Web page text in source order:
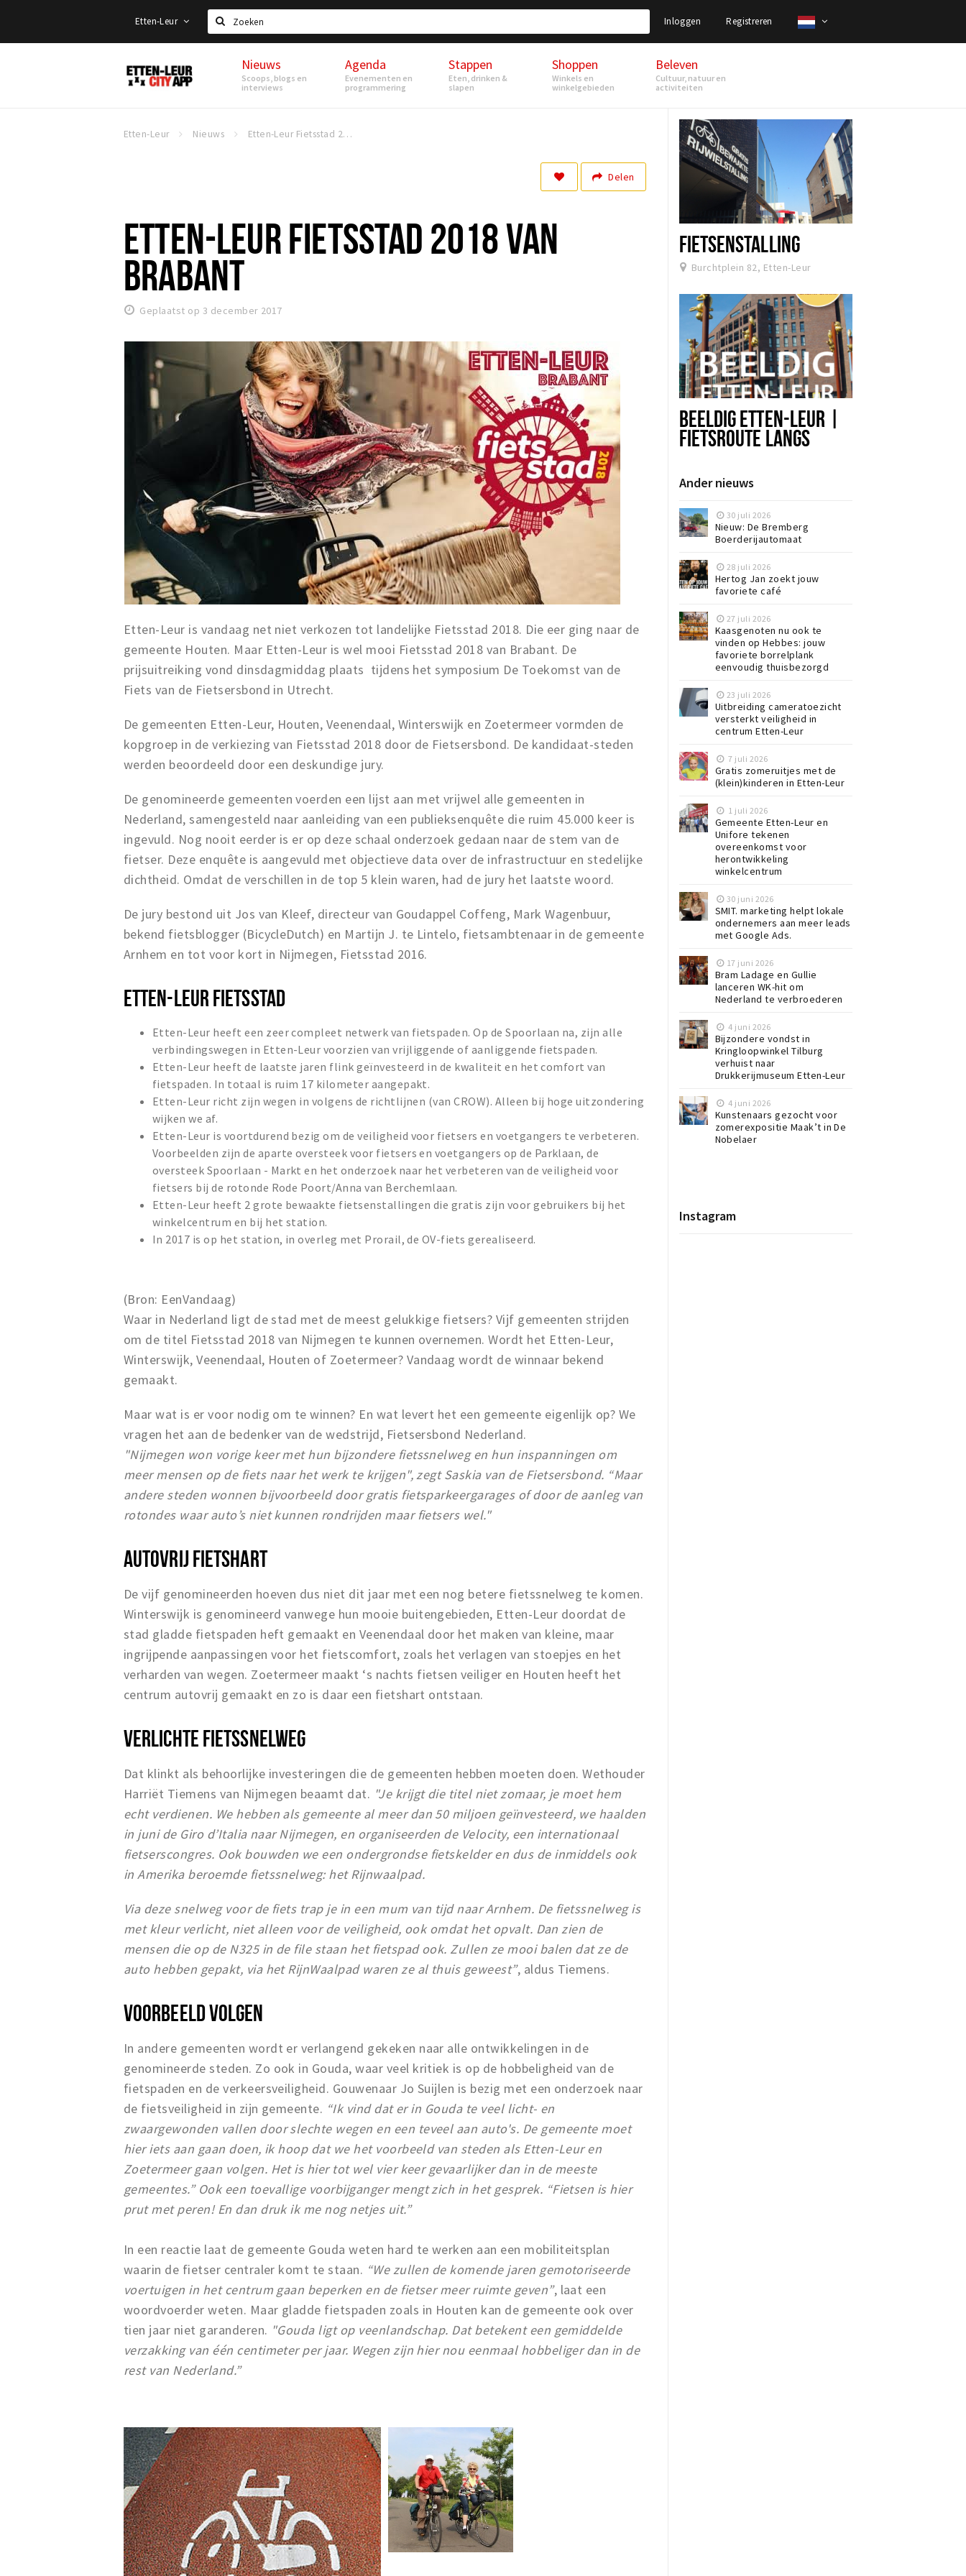
Etten-Leur
Zoeken
Inloggen Registreren
Etten-
Leur
Nieuws
Scoops, blogs en
interviews
Agenda
Evenementen en
programmering
Stappen
Eten, drinken &
slapen
Shoppen
Winkels en
winkelgebieden
Beleven
Cultuur, natuur en
activiteiten
Etten-Leur Nieuws Etten-Leur Fietsstad 2018 van Brabant
Delen
ETTEN-LEUR FIETSSTAD 2018 VAN
BRABANT
Geplaatst op 3 december 2017
Etten-Leur is vandaag net niet verkozen tot landelijke Fietsstad 2018. Die eer ging naar de
gemeente Houten. Maar Etten-Leur is wel mooi Fietsstad 2018 van Brabant. De
prijsuitreiking vond dinsdagmiddag plaats tijdens het symposium De Toekomst van de
Fiets van de Fietsersbond in Utrecht.
De gemeenten Etten-Leur, Houten, Veenendaal, Winterswijk en Zoetermeer vormden de
kopgroep in de verkiezing van Fietsstad 2018 door de Fietsersbond. De kandidaat-steden
werden beoordeeld door een deskundige jury.
De genomineerde gemeenten voerden een lijst aan met vrijwel alle gemeenten in
Nederland, samengesteld naar aanleiding van een publieksenquête die ruim 45.000 keer is
ingevuld. Nog nooit eerder is er op deze schaal onderzoek gedaan naar de stem van de
fietser. Deze enquête is aangevuld met objectieve data over de infrastructuur en stedelijke
dichtheid. Omdat de verschillen in de top 5 klein waren, had de jury het laatste woord.
De jury bestond uit Jos van Kleef, directeur van Goudappel Coffeng, Mark Wagenbuur,
bekend fietsblogger (BicycleDutch) en Martijn J. te Lintelo, fietsambtenaar in de gemeente
Arnhem en tot voor kort in Nijmegen, Fietsstad 2016.
ETTEN-LEUR FIETSSTAD
Etten-Leur heeft een zeer compleet netwerk van fietspaden. Op de Spoorlaan na, zijn alle
verbindingswegen in Etten-Leur voorzien van vrijliggende of aanliggende fietspaden.
Etten-Leur heeft de laatste jaren flink geïnvesteerd in de kwaliteit en het comfort van
fietspaden. In totaal is ruim 17 kilometer aangepakt.
Etten-Leur richt zijn wegen in volgens de richtlijnen (van CROW). Alleen bij hoge uitzondering
wijken we af.
Etten-Leur is voortdurend bezig om de veiligheid voor fietsers en voetgangers te verbeteren.
Voorbeelden zijn de aparte oversteek voor fietsers en voetgangers op de Parklaan, de
oversteek Spoorlaan - Markt en het onderzoek naar het verbeteren van de veiligheid voor
fietsers bij de rotonde Rode Poort/Anna van Berchemlaan.
Etten-Leur heeft 2 grote bewaakte fietsenstallingen die gratis zijn voor gebruikers bij het
winkelcentrum en bij het station.
In 2017 is op het station, in overleg met Prorail, de OV-fiets gerealiseerd.
(Bron: EenVandaag)
Waar in Nederland ligt de stad met de meest gelukkige fietsers? Vijf gemeenten strijden
om de titel Fietsstad 2018 van Nijmegen te kunnen overnemen. Wordt het Etten-Leur,
Winterswijk, Veenendaal, Houten of Zoetermeer? Vandaag wordt de winnaar bekend
gemaakt.
Maar wat is er voor nodig om te winnen? En wat levert het een gemeente eigenlijk op? We
vragen het aan de bedenker van de wedstrijd, Fietsersbond Nederland.
"Nijmegen won vorige keer met hun bijzondere fietssnelweg en hun inspanningen om
meer mensen op de fiets naar het werk te krijgen", zegt Saskia van de Fietsersbond. “Maar
andere steden wonnen bijvoorbeeld door gratis fietsparkeergarages of door de aanleg van
rotondes waar auto’s niet kunnen rondrijden maar fietsers wel."
AUTOVRIJ FIETSHART
De vijf genomineerden hoeven dus niet dit jaar met een nog betere fietssnelweg te komen.
Winterswijk is genomineerd vanwege hun mooie buitengebieden, Etten-Leur doordat de
stad gladde fietspaden heft gemaakt en Veenendaal door het maken van kleine, maar
ingrijpende aanpassingen voor het fietscomfort, zoals het verlagen van stoepjes en het
verharden van wegen. Zoetermeer maakt ‘s nachts fietsen veiliger en Houten heeft het
centrum autovrij gemaakt en zo is daar een fietshart ontstaan.
VERLICHTE FIETSSNELWEG
Dat klinkt als behoorlijke investeringen die de gemeenten hebben moeten doen. Wethouder
Harriët Tiemens van Nijmegen beaamt dat. "Je krijgt die titel niet zomaar, je moet hem
echt verdienen. We hebben als gemeente al meer dan 50 miljoen geïnvesteerd, we haalden
in juni de Giro d’Italia naar Nijmegen, en organiseerden de Velocity, een internationaal
fietserscongres. Ook bouwden we een ondergrondse fietskelder en dus de inmiddels ook
in Amerika beroemde fietssnelweg: het Rijnwaalpad.
Via deze snelweg voor de fiets trap je in een mum van tijd naar Arnhem. De fietssnelweg is
met kleur verlicht, niet alleen voor de veiligheid, ook omdat het opvalt. Dan zien de
mensen die op de N325 in de file staan het fietspad ook. Zullen ze mooi balen dat ze de
auto hebben gepakt, via het RijnWaalpad waren ze al thuis geweest”, aldus Tiemens.
VOORBEELD VOLGEN
In andere gemeenten wordt er verlangend gekeken naar alle ontwikkelingen in de
genomineerde steden. Zo ook in Gouda, waar veel kritiek is op de hobbeligheid van de
fietspaden en de verkeersveiligheid. Gouwenaar Jo Suijlen is bezig met een onderzoek naar
de fietsveiligheid in zijn gemeente. “Ik vind dat er in Gouda te veel licht- en
zwaargewonden vallen door slechte wegen en een teveel aan auto's. De gemeente moet
hier iets aan gaan doen, ik hoop dat we het voorbeeld van steden als Etten-Leur en
Zoetermeer gaan volgen. Het is hier tot wel vier keer gevaarlijker dan in de meeste
gemeentes.” Ook een toevallige voorbijganger mengt zich in het gesprek. “Fietsen is hier
prut met peren! En dan druk ik me nog netjes uit.”
In een reactie laat de gemeente Gouda weten hard te werken aan een mobiliteitsplan
waarin de fietser centraler komt te staan. “We zullen de komende jaren gemotoriseerde
voertuigen in het centrum gaan beperken en de fietser meer ruimte geven”, laat een
woordvoerder weten. Maar gladde fietspaden zoals in Houten kan de gemeente ook over
tien jaar niet garanderen. "Gouda ligt op veenlandschap. Dat betekent een gemiddelde
verzakking van één centimeter per jaar. Wegen zijn hier nou eenmaal hobbeliger dan in de
rest van Nederland.”
FIETSENSTALLING
Burchtplein 82, Etten-Leur
BEELDIG ETTEN-LEUR |
FIETSROUTE LANGS
RUIMTE
Ander nieuws
30 juli 2026
Nieuw: De Bremberg
Boerderijautomaat
28 juli 2026
Hertog Jan zoekt jouw
favoriete café
27 juli 2026
Kaasgenoten nu ook te
vinden op Hebbes: jouw
favoriete borrelplank
eenvoudig thuisbezorgd
23 juli 2026
Uitbreiding cameratoezicht
versterkt veiligheid in
centrum Etten-Leur
7 juli 2026
Gratis zomeruitjes met de
(klein)kinderen in Etten-Leur
1 juli 2026
Gemeente Etten-Leur en
Unifore tekenen
overeenkomst voor
herontwikkeling
winkelcentrum
30 juni 2026
SMIT. marketing helpt lokale
ondernemers aan meer leads
met Google Ads.
17 juni 2026
Bram Ladage en Gullie
lanceren WK-hit om
Nederland te verbroederen
4 juni 2026
Bijzondere vondst in
Kringloopwinkel Tilburg
verhuist naar
Drukkerijmuseum Etten-Leur
4 juni 2026
Kunstenaars gezocht voor
zomerexpositie Maak’t in De
Nobelaer
Instagram